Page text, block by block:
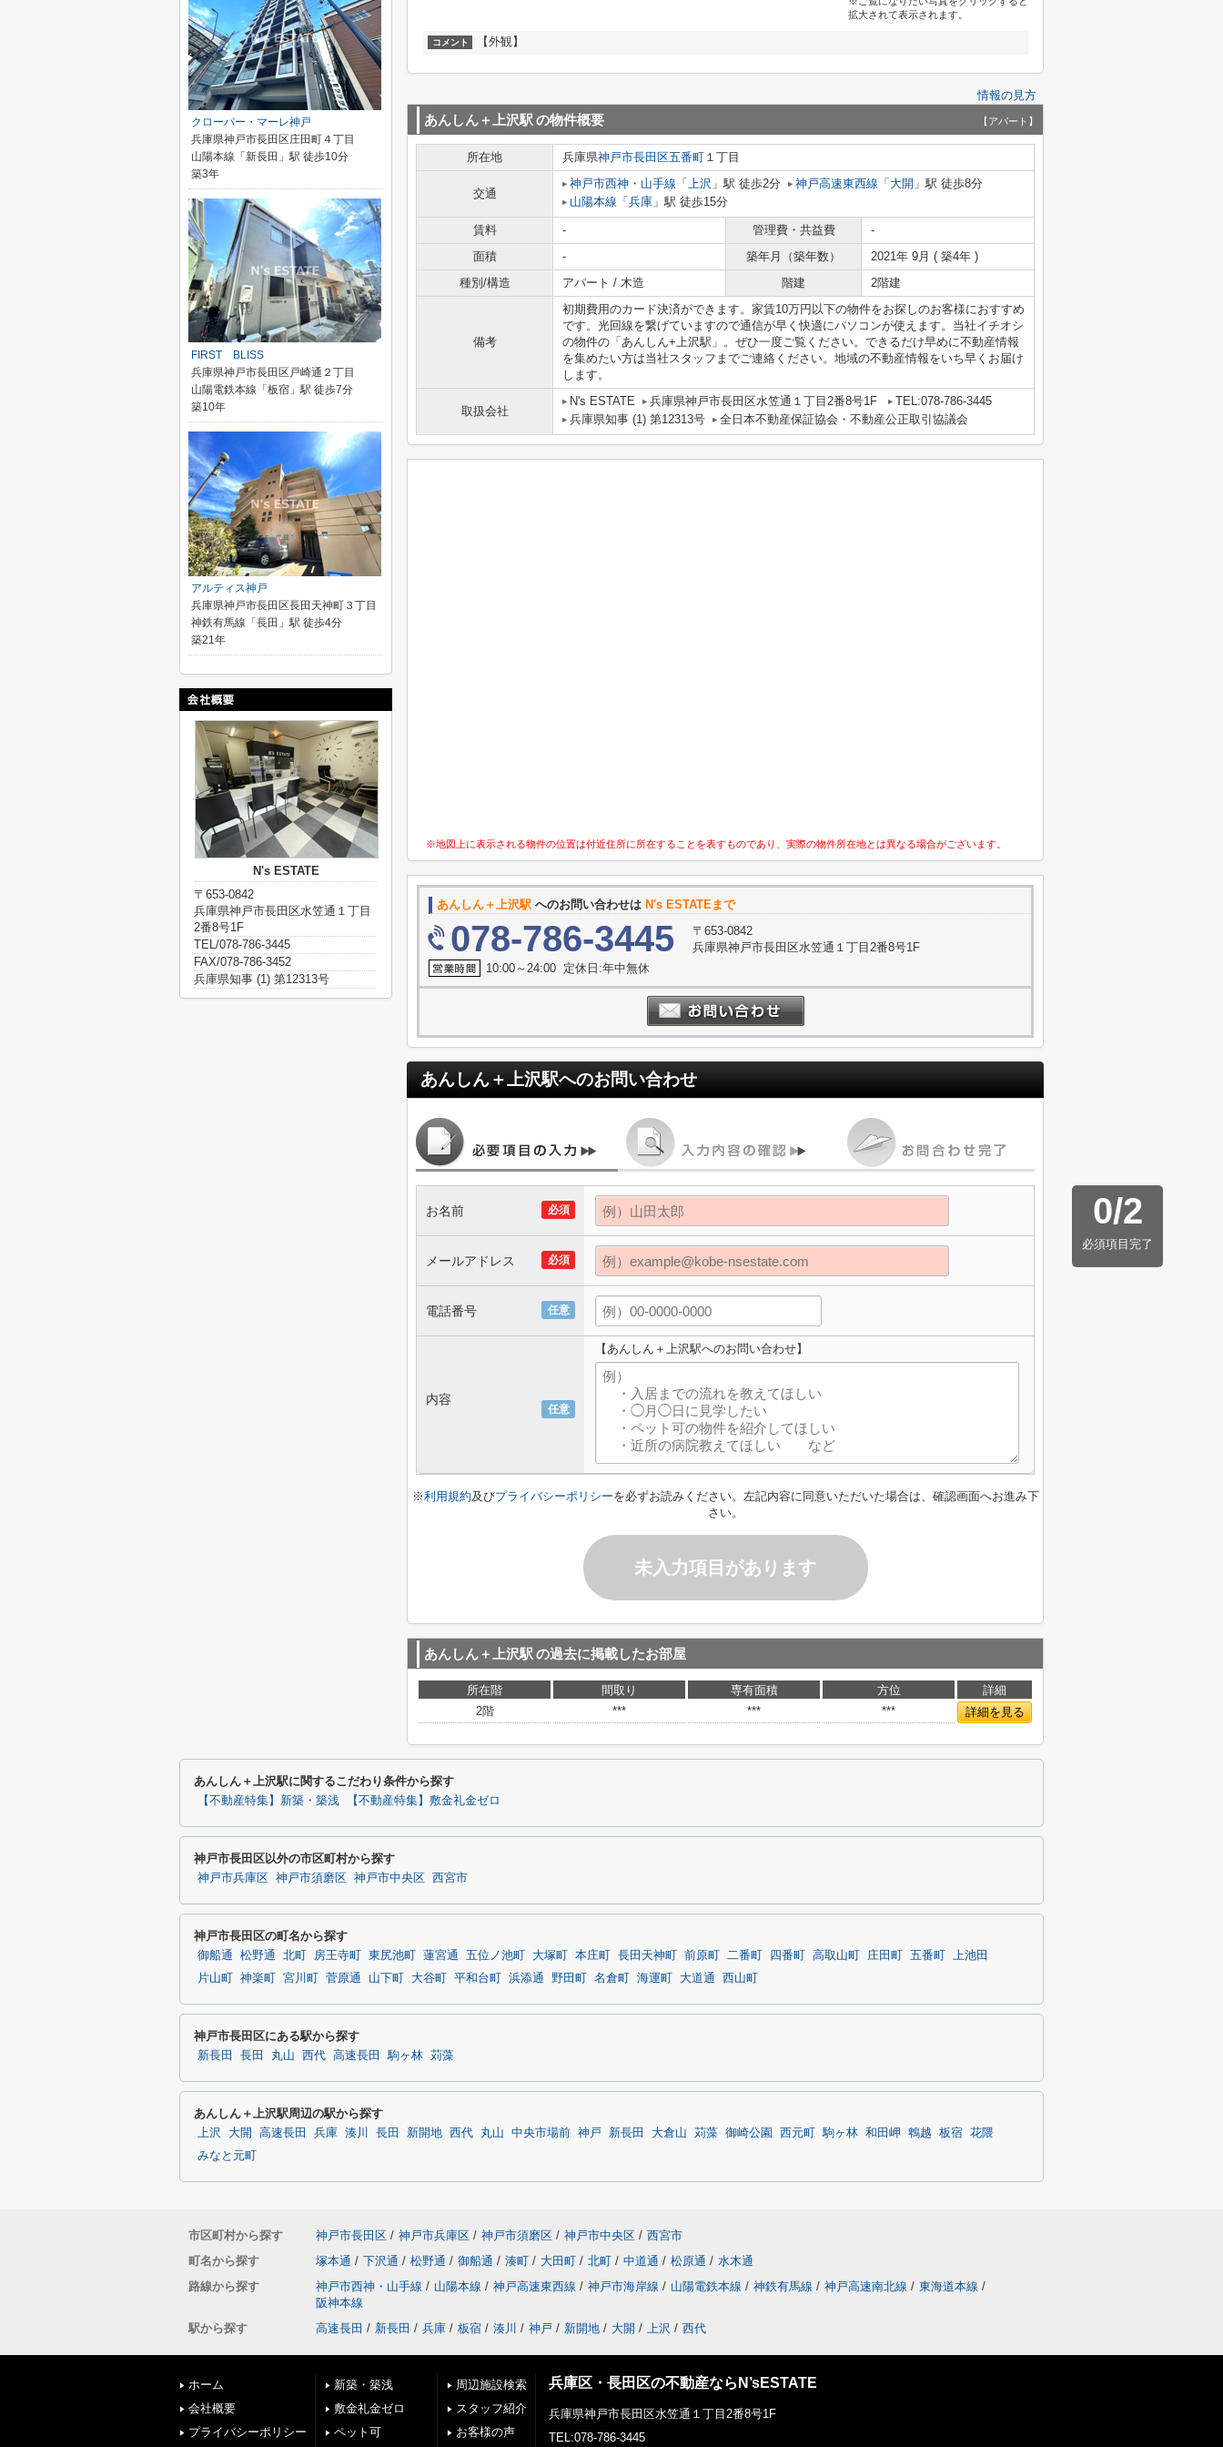
拡大されて表示されます。
コメント 【外観】
情報の見方
あんしん＋上沢駅 の物件概要 【アパート】
所在地 兵庫県神戸市長田区五番町 １丁目
交通
神戸市西神・山手線 「 上沢 」駅 徒歩2分 神戸高速東西線 「 大開 」駅 徒歩8分
山陽本線 「 兵庫 」駅 徒歩15分
賃料 - 管理費・共益費
-
面積
- 築年月（築年数）
2021年 9月 ( 築4年 )
種別/構造
アパート / 木造 階建 2階建
備考
初期費用のカード決済ができます。家賃10万円以下の物件をお探しのお客様におすすめ
です。光回線を繋げていますので通信が早く快適にパソコンが使えます。当社イチオシ
の物件の「あんしん+上沢駅」。ぜひ一度ご覧ください。できるだけ早めに不動産情報
を集めたい方は当社スタッフまでご連絡ください。地域の不動産情報をいち早くお届け
します。
取扱会社
N's ESTATE 兵庫県神戸市長田区水笠通１丁目2番8号1F
TEL:078-786-3445
兵庫県知事 (1) 第12313号
全日本不動産保証協会・不動産公正取引協議会
※地図上に表示される物件の位置は付近住所に所在することを表すものであり、実際の物件所在地とは異なる場合がございます。
あんしん＋上沢駅 へのお問い合わせは N's ESTATEまで
078-786-3445
〒653-0842
兵庫県神戸市長田区水笠通１丁目2番8号1F
10:00～24:00 定休日:年中無休
あんしん＋上沢駅へのお問い合わせ
0/2
必須項目完了
必須
お名前
必須
メールアドレス
任意
電話番号
任意
内容
【あんしん＋上沢駅へのお問い合わせ】
※利用規約及びプライバシーポリシーを必ずお読みください。左記内容に同意いただいた場合は、確認画面へお進み下
さい。
未入力項目があります
あんしん＋上沢駅 の過去に掲載したお部屋
所在階 間取り 専有面積 方位
詳細
2階
*** *** *** 詳細を見る
クローバー・マーレ神戸
兵庫県神戸市長田区庄田町４丁目
山陽本線「新長田」駅 徒歩10分
築3年
FIRST BLISS
兵庫県神戸市長田区戸崎通２丁目
山陽電鉄本線「板宿」駅 徒歩7分
築10年
アルティス神戸
兵庫県神戸市長田区長田天神町３丁目
神鉄有馬線「長田」駅 徒歩4分
築21年
N's ESTATE
〒653-0842
兵庫県神戸市長田区水笠通１丁目
2番8号1F
TEL/078-786-3445
FAX/078-786-3452
兵庫県知事 (1) 第12313号
あんしん＋上沢駅に関するこだわり条件から探す
【不動産特集】新築・築浅 【不動産特集】敷金礼金ゼロ
神戸市長田区以外の市区町村から探す
神戸市兵庫区 神戸市須磨区 神戸市中央区 西宮市
神戸市長田区の町名から探す
御船通 松野通 北町 房王寺町 東尻池町 蓮宮通 五位ノ池町 大塚町 本庄町 長田天神町 前原町 二番町 四番町 高取山町 庄田町 五番町
上池田
片山町
神楽町 宮川町 菅原通 山下町 大谷町 平和台町 浜添通 野田町 名倉町 海運町 大道通 西山町
神戸市長田区にある駅から探す
新長田 長田 丸山 西代 高速長田 駒ヶ林 苅藻
あんしん＋上沢駅周辺の駅から探す
上沢 大開 高速長田 兵庫 湊川 長田 新開地 西代 丸山 中央市場前 神戸 新長田 大倉山 苅藻 御崎公園 西元町 駒ヶ林 和田岬 鵯越 板宿 花隈
みなと元町
市区町村から探す 神戸市長田区 / 神戸市兵庫区 / 神戸市須磨区 / 神戸市中央区 / 西宮市
町名から探す
塚本通 / 下沢通 / 松野通 / 御船通 / 湊町 / 大田町 / 北町 / 中道通 / 松原通 / 水木通
路線から探す
神戸市西神・山手線 / 山陽本線 / 神戸高速東西線 / 神戸市海岸線 / 山陽電鉄本線 / 神鉄有馬線 / 神戸高速南北線 / 東海道本線 /
阪神本線
駅から探す
高速長田 / 新長田 / 兵庫 / 板宿 / 湊川 / 神戸 / 新開地 / 大開 / 上沢 / 西代
ホーム
会社概要
プライバシーポリシー
新築・築浅
敷金礼金ゼロ
ペット可
周辺施設検索
スタッフ紹介
お客様の声
兵庫区・長田区の不動産ならN’sESTATE
兵庫県神戸市長田区水笠通１丁目2番8号1F
TEL:078-786-3445